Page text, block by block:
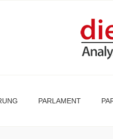
PARLAMENT